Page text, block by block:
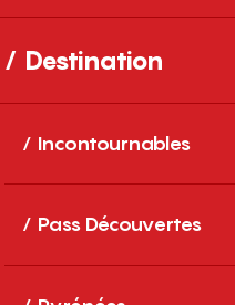
Destination
Incontournables
Pass Découvertes
Amélie-les-Bains-